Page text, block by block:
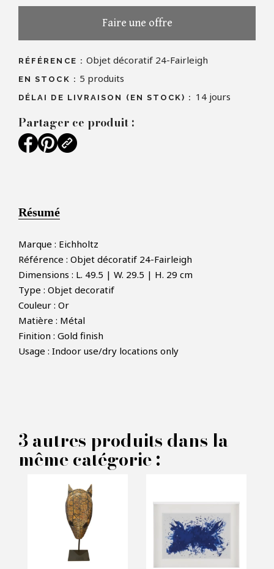
Faire une offre
RÉFÉRENCE : Objet décoratif 24-Fairleigh
EN STOCK : 5 produits
Objet decoratif Fairleigh -
VOS INFORMATIONS :
DÉLAI DE LIVRAISON (EN STOCK) : 14 jours
Partager ce produit :
Résumé
Marque : Eichholtz
Référence : Objet décoratif 24-Fairleigh
Dimensions : L. 49.5 | W. 29.5 | H. 29 cm
Type : Objet decoratif
Couleur : Or
Matière : Métal
Finition : Gold finish
Usage : Indoor use/dry locations only
3 autres produits dans la
même catégorie :